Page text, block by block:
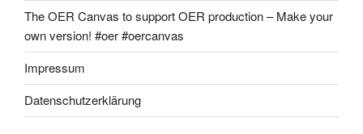
The OER Canvas to support OER production – Make your
own version! #oer #oercanvas
Impressum
Datenschutzerklärung